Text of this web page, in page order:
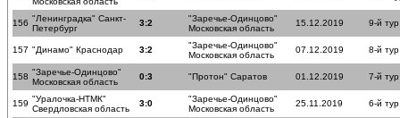
156 "Ленинградка" Санкт-
Петербург
3:2
"Заречье-Одинцово"
Московская область
15.12.2019 9-й тур
157 "Динамо" Краснодар 3:2
"Заречье-Одинцово"
Московская область
07.12.2019 8-й тур
158 "Заречье-Одинцово"
Московская область
0:3 "Протон" Саратов 01.12.2019 7-й тур
159 "Уралочка-НТМК"
Свердловская область
3:0
"Заречье-Одинцово"
Московская область
25.11.2019 6-й тур